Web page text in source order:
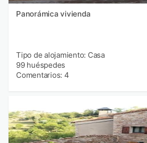
Panorámica vivienda
Tipo de alojamiento: Casa
99 huéspedes
Comentarios: 4